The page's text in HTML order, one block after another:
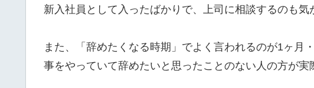
新入社員として入ったばかりで、上司に相談するのも気
また、「辞めたくなる時期」でよく言われるのが1ヶ月
事をやっていて辞めたいと思ったことのない人の方が実